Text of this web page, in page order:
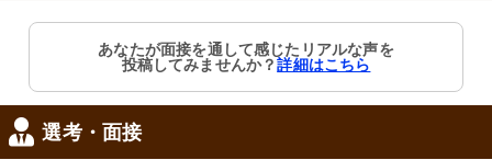
あなたが面接を通して感じたリアルな声を
投稿してみませんか？詳細はこちら
選考・面接